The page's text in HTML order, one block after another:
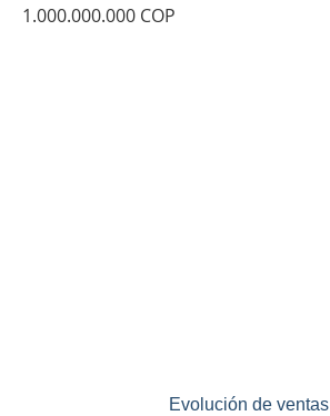
1.000.000.000 COP
Evolución de ventas